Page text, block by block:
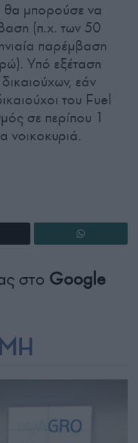
μπορούσε να
(π.χ. των 50
παρέμβαση
Υπό εξέταση
εάν
του Fuel
σε περίπου 1
νοικοκυριά.
στο Google